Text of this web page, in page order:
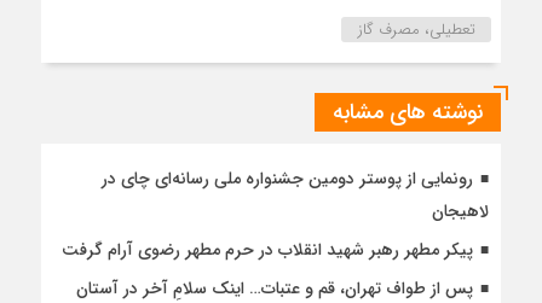
تعطیلی، مصرف گاز
نوشته های مشابه
رونمایی از پوستر دومین جشنواره ملی رسانه‌ای چای در
لاهیجان
پیکر مطهر رهبر شهید انقلاب در حرم مطهر رضوی آرام گرفت
پس از طواف تهران، قم و عتبات… اینک سلامِ آخر در آستان